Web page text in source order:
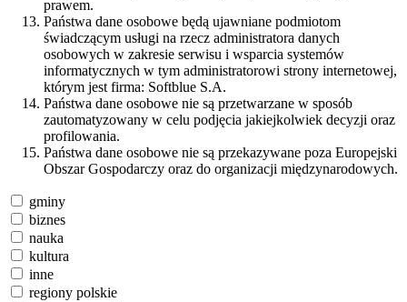
prawem.
Państwa dane osobowe będą ujawniane podmiotom
świadczącym usługi na rzecz administratora danych
osobowych w zakresie serwisu i wsparcia systemów
informatycznych w tym administratorowi strony internetowej,
którym jest firma: Softblue S.A.
Państwa dane osobowe nie są przetwarzane w sposób
zautomatyzowany w celu podjęcia jakiejkolwiek decyzji oraz
profilowania.
Państwa dane osobowe nie są przekazywane poza Europejski
Obszar Gospodarczy oraz do organizacji międzynarodowych.
gminy
biznes
nauka
kultura
inne
regiony polskie